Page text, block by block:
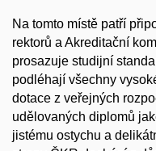
Na tomto místě patří
rektorů a Akreditační
prosazuje studijní
podléhají všechny
dotace z veřejných
udělovaných diplomů
jistému ostychu a